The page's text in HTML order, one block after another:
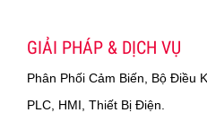
GIẢI PHÁP & DỊCH VỤ
Phân Phối Cảm Biến, Bộ Điều
PLC, HMI, Thiết Bị Điện.